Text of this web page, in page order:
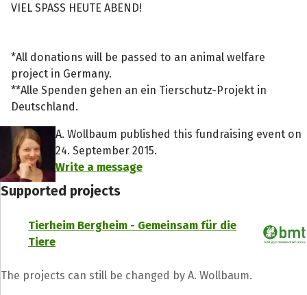
VIEL SPASS HEUTE ABEND!
*All donations will be passed to an animal welfare
project in Germany.
**Alle Spenden gehen an ein Tierschutz-Projekt in
Deutschland.
A. Wollbaum published this fundraising event on
24. September 2015.
Write a message
Supported projects
Tierheim Bergheim - Gemeinsam für die
Tiere
The projects can still be changed by A. Wollbaum.